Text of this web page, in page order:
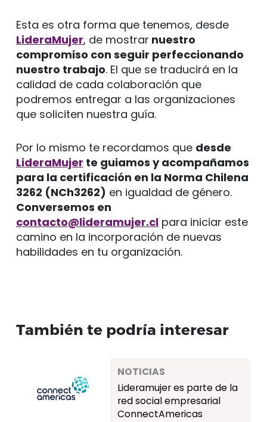
Esta es otra forma que tenemos, desde
LideraMujer, de mostrar nuestro
compromiso con seguir perfeccionando
nuestro trabajo. El que se traducirá en la
calidad de cada colaboración que
podremos entregar a las organizaciones
que soliciten nuestra guía.
Por lo mismo te recordamos que desde
LideraMujer te guiamos y acompañamos
para la certificación en la Norma Chilena
3262 (NCh3262) en igualdad de género.
Conversemos en
contacto@lideramujer.cl para iniciar este
camino en la incorporación de nuevas
habilidades en tu organización.
También te podría interesar
NOTICIAS
Lideramujer es parte de la
red social empresarial
ConnectAmericas